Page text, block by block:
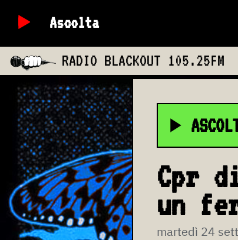
Ascolta
RADIO BLACKOUT 105.25FM
Cpr
un
martedì 24